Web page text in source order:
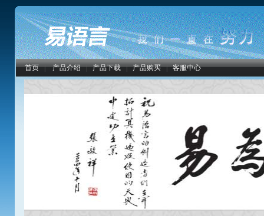
首页 | 产品介绍 | 产品下载 | 产品购买 | 客服中心